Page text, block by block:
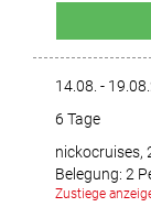
14.08. -
6 Tage
nickocruises,
Belegung: 2
Zustiege